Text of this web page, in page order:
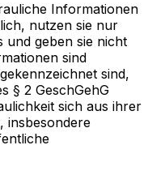
Informationen
nutzen sie nur
und geben sie nicht
sind
sind,
§ 2 GeschGehG
sich aus ihrer
insbesondere